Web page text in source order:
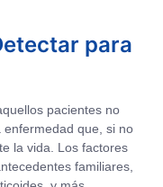
para
pacientes no
que, si no
la vida. Los factores
familiares,